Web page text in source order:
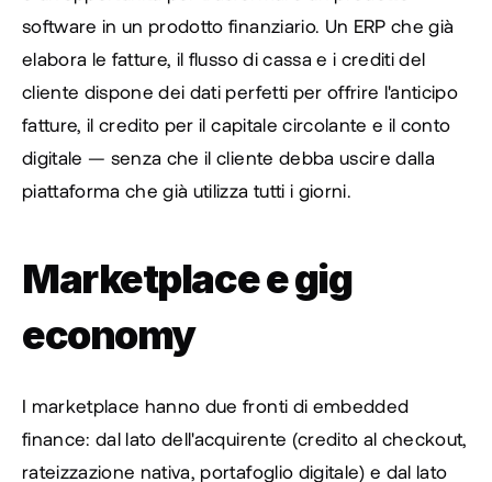
software in un prodotto finanziario. Un ERP che già
elabora le fatture, il flusso di cassa e i crediti del
cliente dispone dei dati perfetti per offrire l'anticipo
fatture, il credito per il capitale circolante e il conto
digitale — senza che il cliente debba uscire dalla
piattaforma che già utilizza tutti i giorni.
Marketplace e gig
economy
I marketplace hanno due fronti di embedded
finance: dal lato dell'acquirente (credito al checkout,
rateizzazione nativa, portafoglio digitale) e dal lato